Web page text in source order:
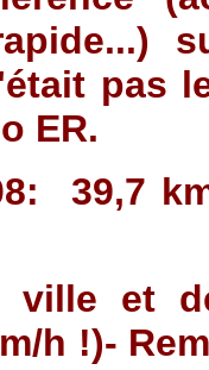
pas
ER.
39,7
ville et
h !)-